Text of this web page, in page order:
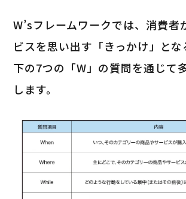
W’sフレームワークでは、消費者
ビスを思い出す「きっかけ」と
下の7つの「W」の質問を通じて
します。